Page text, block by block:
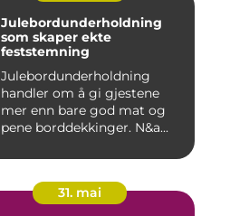
Julebordunderholdning
som skaper ekte
feststemning
Julebordunderholdning
handler om å gi gjestene
mer enn bare god mat og
pene borddekkinger. N&a...
31. mai